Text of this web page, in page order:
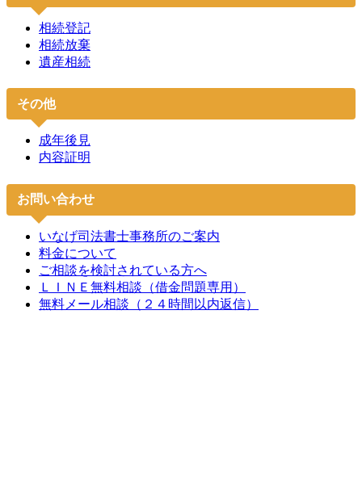
相続登記
相続放棄
遺産相続
その他
成年後見
内容証明
お問い合わせ
いなげ司法書士事務所のご案内
料金について
ご相談を検討されている方へ
ＬＩＮＥ無料相談（借金問題専用）
無料メール相談（２４時間以内返信）